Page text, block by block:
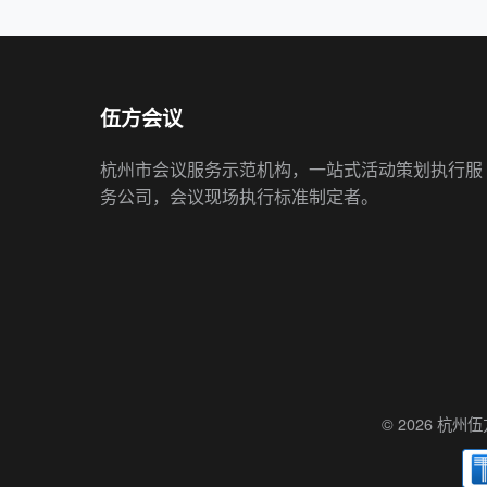
伍方会议
杭州市会议服务示范机构，一站式活动策划执行服
务公司，会议现场执行标准制定者。
© 2026 杭州